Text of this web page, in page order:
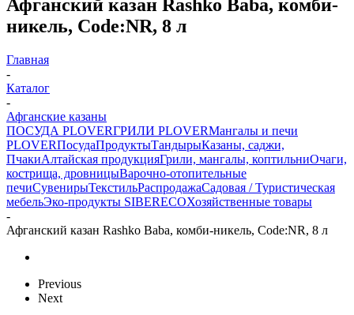
Афганский казан Rashko Baba, комби-
никель, Code:NR, 8 л
Главная
-
Каталог
-
Афганские казаны
ПОСУДА PLOVERГРИЛИ PLOVERМангалы и печи
PLOVERПосудаПродуктыТандырыКазаны, саджи,
ПчакиАлтайская продукцияГрили, мангалы, коптильниОчаги,
кострища, дровницыВарочно-отопительные
печиСувенирыТекстильРаспродажаСадовая / Туристическая
мебельЭко-продукты SIBERECOХозяйственные товары
-
Афганский казан Rashko Baba, комби-никель, Code:NR, 8 л
Previous
Next